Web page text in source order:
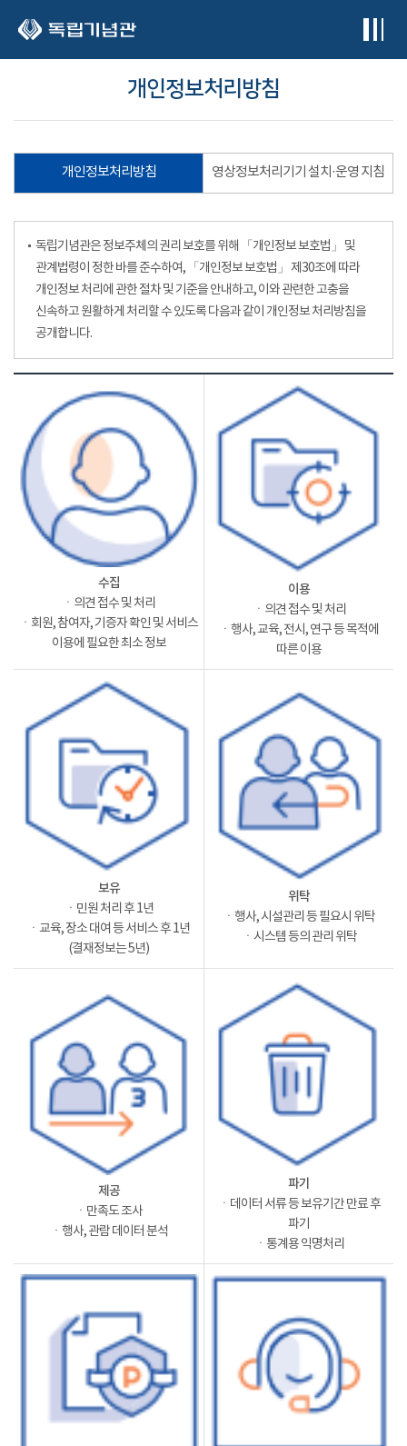
개인정보처리방침
개인정보처리방침 영상정보처리기기 설치·운영 지침
독립기념관은 정보주체의 권리 보호를 위해 「개인정보 보호법」 및
관계법령이 정한 바를 준수하여, 「개인정보 보호법」 제30조에 따라
개인정보 처리에 관한 절차 및 기준을 안내하고, 이와 관련한 고충을
신속하고 원활하게 처리할 수 있도록 다음과 같이 개인정보 처리방침을
공개합니다.
수집
ㆍ의견 접수 및 처리
ㆍ회원, 참여자, 기증자 확인 및 서비스
이용에 필요한 최소 정보
이용
ㆍ의견 접수 및 처리
ㆍ행사, 교육, 전시, 연구 등 목적에
따른 이용
보유
ㆍ민원 처리 후 1년
ㆍ교육, 장소 대여 등 서비스 후 1년
(결재정보는 5년)
위탁
ㆍ행사, 시설관리 등 필요시 위탁
ㆍ시스템 등의 관리 위탁
제공
ㆍ만족도 조사
ㆍ행사, 관람 데이터 분석
파기
ㆍ데이터 서류 등 보유기간 만료 후
파기
ㆍ통계용 익명처리